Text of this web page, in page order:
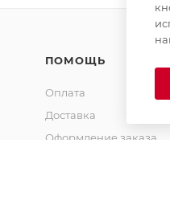
ПОМОЩЬ
Оплата
Доставка
Оформление заказа